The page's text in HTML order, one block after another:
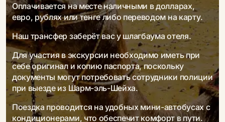
Оплачивается на месте наличными в долларах,
евро, рублях или тенге либо переводом на карту.
Наш трансфер заберёт вас у шлагбаума отеля.
Для участия в экскурсии необходимо иметь при
себе оригинал и копию паспорта, поскольку
документы могут потребовать сотрудники полиции
при выезде из Шарм-эль-Шейха.
Поездка проводится на удобных мини-автобусах с
кондиционерами, что обеспечит комфорт в пути.